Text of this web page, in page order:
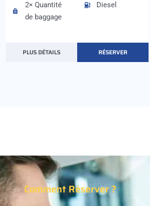
2× Quantité
de baggage
Diesel
PLUS DÉTAILS RÉSERVER
Comment Réserver ?